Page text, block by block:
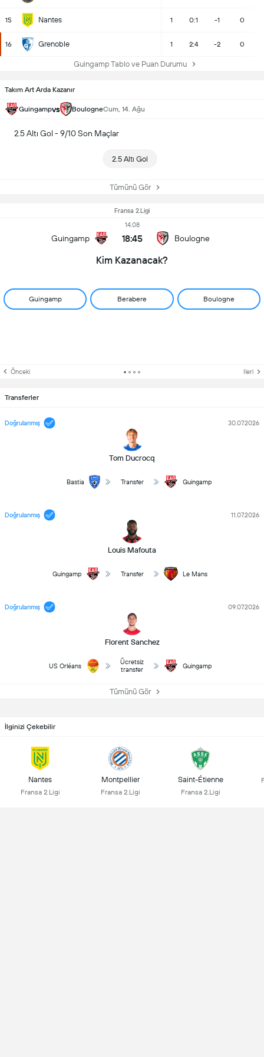
15 Nantes 1 0:1 -1 0
16 Grenoble 1 2:4 -2 0
Guingamp Tablo ve Puan Durumu
Takım Art Arda Kazanır
Guingampvs BoulogneCum, 14. Ağu
2.5 Altı Gol - 9/10 Son Maçlar
2.5 Altı Gol
Tümünü Gör
Fransa 2.Ligi
Guingamp
14.08
18:45 Boulogne
Kim Kazanacak?
Guingamp Berabere Boulogne
Önceki Ileri
Transferler
Doğrulanmış
Tom Ducrocq
30.07.2026
Bastia Transfer Guingamp
Doğrulanmış
Louis Mafouta
11.07.2026
Guingamp Transfer Le Mans
Doğrulanmış
Florent Sanchez
09.07.2026
US Orléans
Ücretsiz
transfer
Guingamp
Tümünü Gör
İlginizi Çekebilir
Nantes
Fransa 2.Ligi
Montpellier
Fransa 2.Ligi
Saint-Étienne
Fransa 2.Ligi